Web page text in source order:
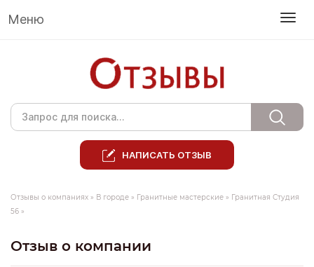
Меню
НАПИСАТЬ ОТЗЫВ
Отзывы о компаниях » В городе » Гранитные мастерские » Гранитная Студия
56 »
Отзыв о компании